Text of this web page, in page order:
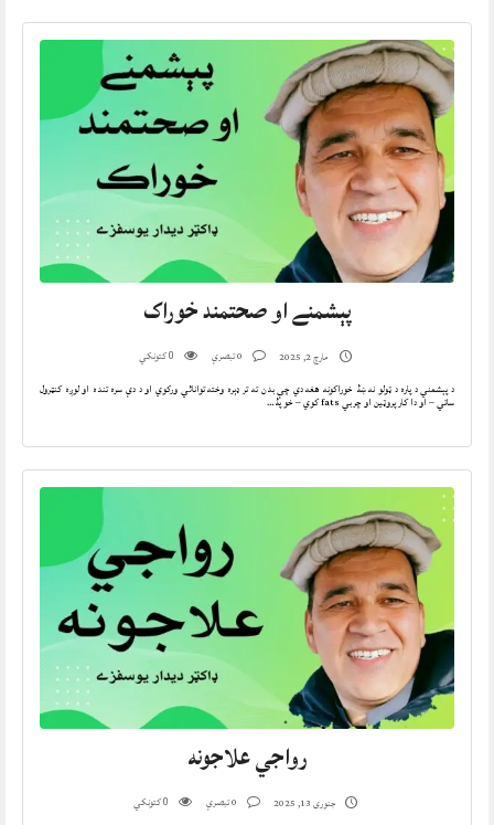
پېشمنے او صحتمند خوراک
مارچ 2, 2025 0کتونکي
د پېشمني د پاره د ټولو نه ښۀ خوراکونه هغه دي چې بدن ته تر ډېره وخته توانائي ورکوي او د دې سره تنده او لوږه کنټرول
ساتي – او دا کار پروټين او چربي fats کوي – خو پۀ…
رواجي علاجونه
جنوری 13, 2025 0کتونکي